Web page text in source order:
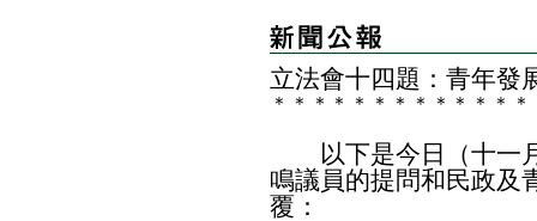
立法會十四題：青年發
＊ ＊ ＊ ＊ ＊ ＊ ＊ ＊ ＊ ＊ ＊ ＊ ＊
以下是今日（十一月
鳴議員的提問和民政及
覆：